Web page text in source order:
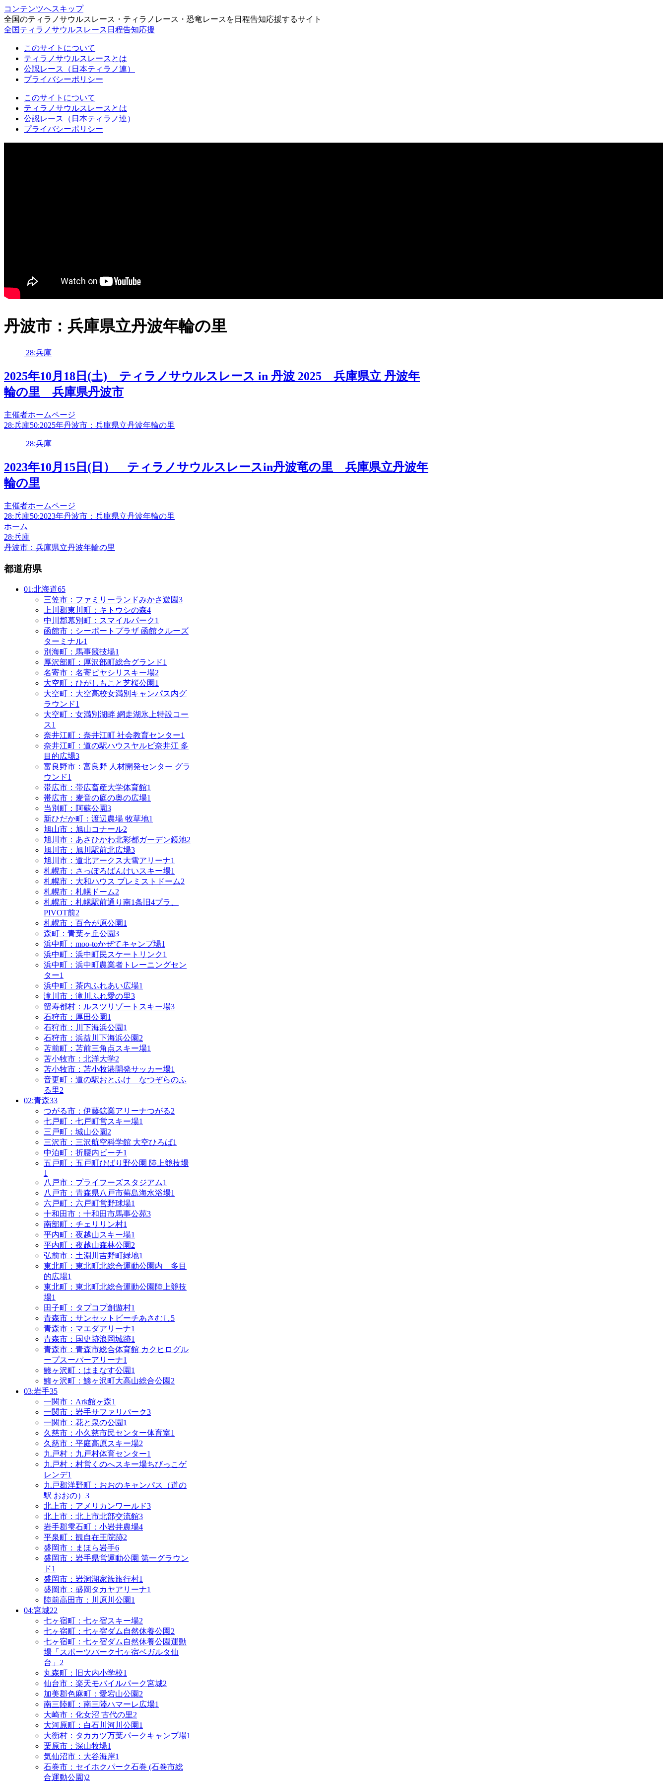
コンテンツへスキップ
全国のティラノサウルスレース・ティラノレース・恐竜レースを日程告知応援するサイト
全国ティラノサウルスレース日程告知応援
このサイトについて
ティラノサウルスレースとは
公認レース（日本ティラノ連）
プライバシーポリシー
このサイトについて
ティラノサウルスレースとは
公認レース（日本ティラノ連）
プライバシーポリシー
丹波市：兵庫県立丹波年輪の里
28:兵庫
2025年10月18日(土) ティラノサウルスレース in 丹波 2025 兵庫県立 丹波年
輪の里 兵庫県丹波市
主催者ホームページ
28:兵庫50:2025年丹波市：兵庫県立丹波年輪の里
28:兵庫
2023年10月15日(日） ティラノサウルスレースin丹波竜の里 兵庫県立丹波年
輪の里
主催者ホームページ
28:兵庫50:2023年丹波市：兵庫県立丹波年輪の里
ホーム
28:兵庫
丹波市：兵庫県立丹波年輪の里
都道府県
01:北海道65
三笠市：ファミリーランドみかさ遊園3
上川郡東川町：キトウシの森4
中川郡幕別町：スマイルパーク1
函館市：シーポートプラザ 函館クルーズ
ターミナル1
別海町：馬事競技場1
厚沢部町：厚沢部町総合グランド1
名寄市：名寄ピヤシリスキー場2
大空町：ひがしもこと芝桜公園 1
大空町：大空高校女満別キャンパス内グ
ラウンド1
大空町：女満別湖畔 網走湖氷上特設コー
ス1
奈井江町：奈井江町 社会教育センター1
奈井江町：道の駅ハウスヤルビ奈井江 多
目的広場3
富良野市：富良野 人材開発センター グラ
ウンド1
帯広市：帯広畜産大学体育館1
帯広市：麦音の庭の奥の広場1
当別町：阿蘇公園3
新ひだか町：渡辺農場 牧草地1
旭山市：旭山コナール2
旭川市：あさひかわ北彩都ガーデン鏡池2
旭川市：旭川駅前北広場3
旭川市：道北アークス大雪アリーナ1
札幌市：さっぽろばんけいスキー場1
札幌市：大和ハウス プレミストドーム2
札幌市：札幌ドーム2
札幌市：札幌駅前通り南1条旧4プラ、
PIVOT前2
札幌市：百合が原公園 1
森町：青葉ヶ丘公園3
浜中町：moo-toかぜてキャンプ場1
浜中町：浜中町民スケートリンク1
浜中町：浜中町農業者トレーニングセン
ター1
浜中町：茶内ふれあい広場1
滝川市：滝川ふれ愛の里3
留寿都村：ルスツリゾートスキー場3
石狩市：厚田公園 1
石狩市：川下海浜公園 1
石狩市：浜益川下海浜公園 2
苫前町：苫前三角点スキー場1
苫小牧市：北洋大学2
苫小牧市：苫小牧港開発サッカー場1
音更町：道の駅おとふけ なつぞらのふ
る里2
02:青森33
つがる市：伊藤鉱業アリーナつがる2
七戸町：七戸町営スキー場1
三戸町：城山公園 2
三沢市：三沢航空科学館 大空ひろば1
中泊町：折腰内ビーチ1
五戸町：五戸町ひばり野公園 陸上競技場
1
八戸市：プライフーズスタジアム1
八戸市：青森県八戸市蕪島海水浴場1
六戸町：六戸町営野球場1
十和田市：十和田市馬事公苑3
南部町：チェリリン村1
平内町：夜越山スキー場1
平内町：夜越山森林公園 2
弘前市：土淵川吉野町緑地1
東北町：東北町北総合運動公園内 多目
的広場1
東北町：東北町北総合運動公園陸上競技
場1
田子町：タプコプ創遊村1
青森市：サンセットビーチあさむし5
青森市：マエダアリーナ1
青森市：国史跡浪岡城跡1
青森市：青森市総合体育館 カクヒログル
ープスーパーアリーナ1
鯵ヶ沢町：はまなす公園 1
鯵ヶ沢町：鯵ヶ沢町大高山総合公園 2
03:岩手35
一関市：Ark館ヶ森1
一関市：岩手サファリパーク3
一関市：花と泉の公園 1
久慈市：小久慈市民センター体育室1
久慈市：平庭高原スキー場2
九戸村：九戸村体育センター1
九戸村：村営くのへスキー場ちびっこゲ
レンデ1
九戸郡洋野町：おおのキャンパス（道の
駅 おおの） 3
北上市：アメリカンワールド3
北上市：北上市北部交流館3
岩手郡雫石町：小岩井農場4
平泉町：観自在王院跡2
盛岡市：まほら岩手6
盛岡市：岩手県営運動公園 第一グラウン
ド1
盛岡市：岩洞湖家族旅行村1
盛岡市：盛岡タカヤアリーナ1
陸前高田市：川原川公園 1
04:宮城22
七ヶ宿町：七ヶ宿スキー場2
七ヶ宿町：七ヶ宿ダム自然休養公園 2
七ヶ宿町：七ヶ宿ダム自然休養公園運動
場「スポーツパーク七ヶ宿ベガルタ仙
台」 2
丸森町：旧大内小学校1
仙台市：楽天モバイルパーク宮城2
加美郡色麻町：愛宕山公園 2
南三陸町：南三陸ハマーレ広場1
大崎市：化女沼 古代の里2
大河原町：白石川河川公園 1
大衡村：タカカツ万葉パークキャンプ場1
栗原市：深山牧場1
気仙沼市：大谷海岸1
石巻市：セイホクパーク石巻 (石巻市総
合運動公園)2